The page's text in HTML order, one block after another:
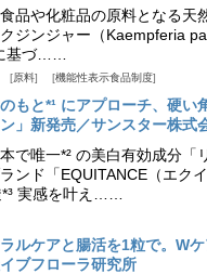
品や化粧品の原料となる天
ジンジャー（Kaempferia
基づ……
原料 機能性表示食品制度
もと*¹ にアプローチ、硬
」新発売／サンスター株式
で唯一*² の美白有効成分
ンド「EQUITANCE（エク
実感を叶え……
ルケアと腸活を1粒で。W
ブフローラ研究所